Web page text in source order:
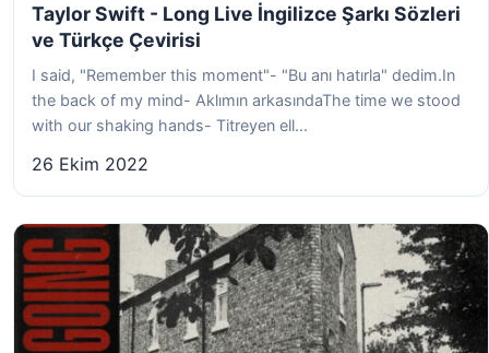
Taylor Swift - Long Live İngilizce Şarkı Sözleri
ve Türkçe Çevirisi
I said, "Remember this moment"- "Bu anı hatırla" dedim.In
the back of my mind- Aklımın arkasındaThe time we stood
with our shaking hands- Titreyen ell...
26 Ekim 2022